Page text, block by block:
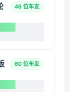
46 位车友
60 位车友